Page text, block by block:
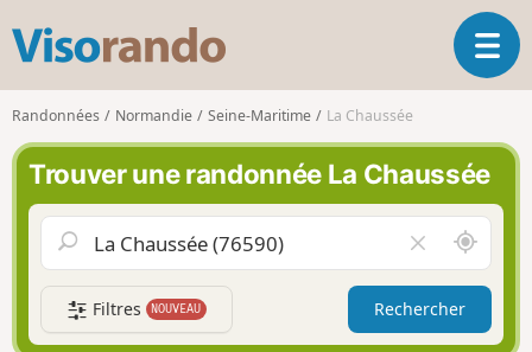
s
o
r
n
d
o
O
u
r
l
a
i
Randonnées Normandie Seine-Maritime La Chaussée
Trouver une randonnée La Chaussée
i
d
e
r
A
u
t
u
Filtres NOUVEAU Rechercher